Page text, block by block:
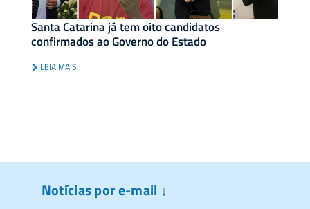
Santa Catarina já tem oito candidatos
confirmados ao Governo do Estado
LEIA MAIS
Notícias por e-mail ↓